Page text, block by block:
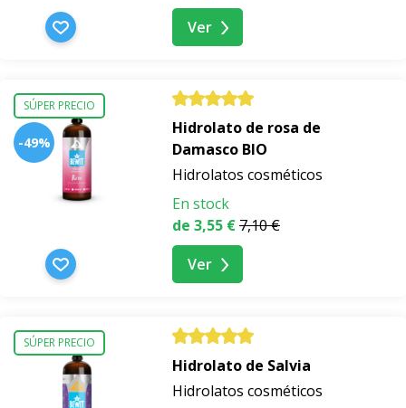
Ver
SÚPER PRECIO
-49%
Hidrolato de rosa de
Damasco BIO
Hidrolatos cosméticos
En stock
de 3,55 €7,10 €
Ver
SÚPER PRECIO
Hidrolato de Salvia
Hidrolatos cosméticos